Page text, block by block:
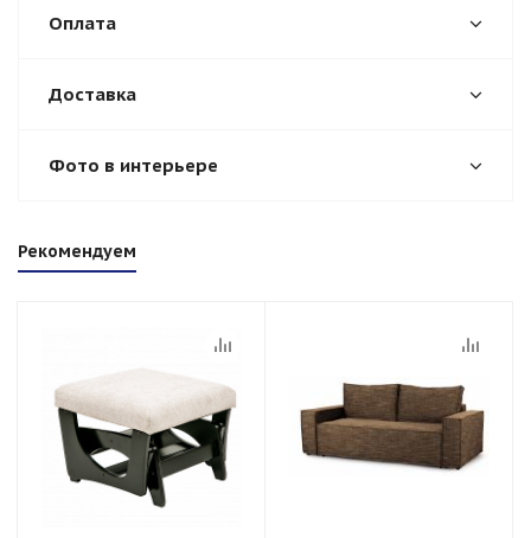
Оплата
Доставка
Фото в интерьере
Рекомендуем